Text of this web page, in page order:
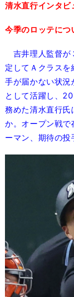
清水直行インタ
今季のロッテにつ
吉井理人監督が
定してＡクラス
手が届かない状況
として活躍し、
務めた清水直行
か。オープン戦で
ーマン、期待の投